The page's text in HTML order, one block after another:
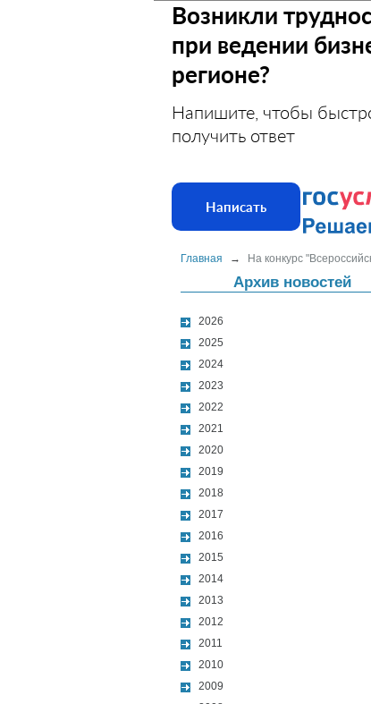
Возникли
при ведении
регионе?
Напишите, чтобы
получить ответ
Написать
Главная → На конкурс
Архив новостей
2026
2025
2024
2023
2022
2021
2020
2019
2018
2017
2016
2015
2014
2013
2012
2011
2010
2009